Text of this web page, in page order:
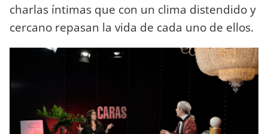
charlas íntimas que con un clima distendido y
cercano repasan la vida de cada uno de ellos.